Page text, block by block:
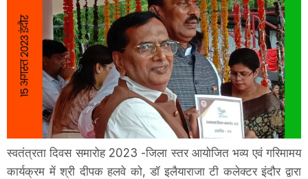
स्वतंत्रता दिवस समारोह 2023 -जिला स्तर आयोजित भव्य एवं गरिमामय
कार्यक्रम में श्री दीपक हलवे को, डॉ इलैयाराजा टी कलेक्टर इंदौर द्वारा